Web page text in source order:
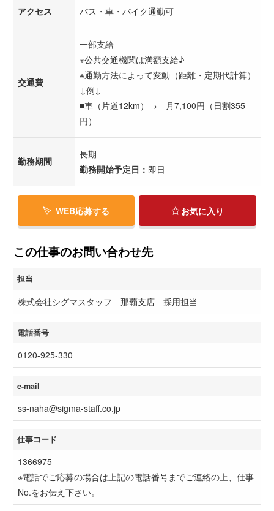
アクセス バス・車・バイク通勤可
交通費
一部支給
※公共交通機関は満額支給♪
※通勤方法によって変動（距離・定期代計算）
↓例↓
■車（片道12km）→ 月7,100円（日割355
円）
勤務期間
長期
勤務開始予定日： 即日
WEB応募する お気に入り
この仕事のお問い合わせ先
担当
株式会社シグマスタッフ 那覇支店 採用担当
電話番号
0120-925-330
e-mail
ss-naha@sigma-staff.co.jp
仕事コード
1366975
※電話でご応募の場合は上記の電話番号までご連絡の上、仕事
No.をお伝え下さい。